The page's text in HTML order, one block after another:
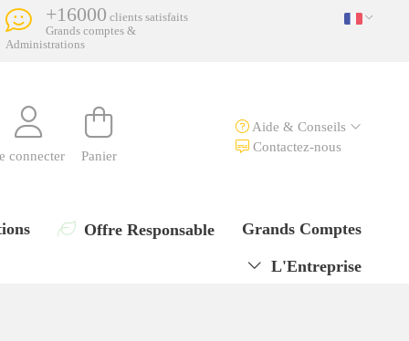
+16000 clients satisfaits
Grands comptes &
Administrations
connecter Panier
Aide & Conseils
Contactez-nous
Grands Comptes
Offre Responsable
L'Entreprise